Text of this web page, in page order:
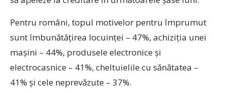
Pentru români, topul motivelor pentru împrumut
sunt îmbunătățirea locuinței – 47%, achiziția unei
mașini – 44%, produsele electronice și
electrocasnice – 41%, cheltuielile cu sănătatea –
41% și cele neprevăzute – 37%.